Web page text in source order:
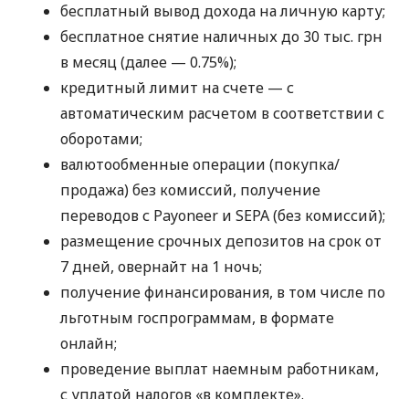
бесплатный вывод дохода на личную карту;
бесплатное снятие наличных до 30 тыс. грн
в месяц (далее — 0.75%);
кредитный лимит на счете — с
автоматическим расчетом в соответствии с
оборотами;
валютообменные операции (покупка/
продажа) без комиссий, получение
переводов с Payoneer и SEPA (без комиссий);
размещение срочных депозитов на срок от
7 дней, овернайт на 1 ночь;
получение финансирования, в том числе по
льготным госпрограммам, в формате
онлайн;
проведение выплат наемным работникам,
с уплатой налогов «в комплекте».